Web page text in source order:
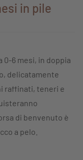
in pile
0-6 mesi, in doppia
delicatamente
raffinati, teneri e
di benvenuto è
a pelo.